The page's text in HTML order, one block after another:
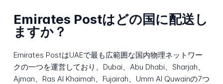
Emirates Postはどの国に配送し
ますか？
Emirates PostはUAEで最も広範囲な国内物理ネットワー
クの一つを運営しており、Dubai、Abu Dhabi、Sharjah、
Ajman、Ras Al Khaimah、Fujairah、Umm Al Quwainの7つ